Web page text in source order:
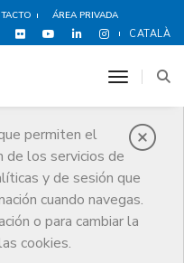
ÁREA PRIVADA
CATALÀ
permiten el
de los servicios de
y de sesión que
cuando navegas.
o para cambiar la
cookies.
toggle
y descuentos
de escalada